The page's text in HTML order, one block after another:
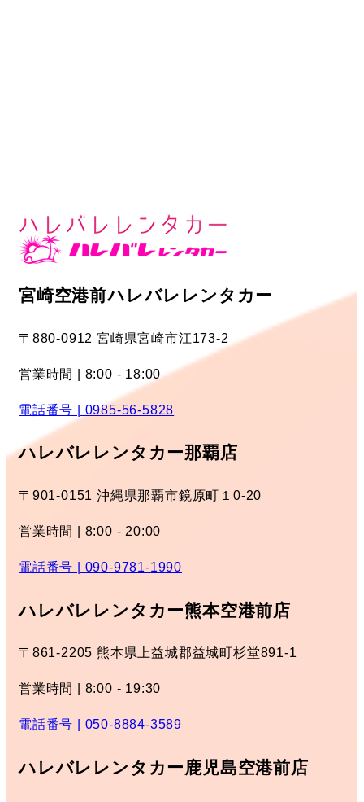
宮崎空港前ハレバレレンタカー
〒880-0912 宮崎県宮崎市江173-2
営業時間 | 8:00 - 18:00
電話番号 | 0985-56-5828
ハレバレレンタカー那覇店
〒901-0151 沖縄県那覇市鏡原町１0-20
営業時間 | 8:00 - 20:00
電話番号 | 090-9781-1990
ハレバレレンタカー熊本空港前店
〒861-2205 熊本県上益城郡益城町杉堂891-1
営業時間 | 8:00 - 19:30
電話番号 | 050-8884-3589
ハレバレレンタカー鹿児島空港前店